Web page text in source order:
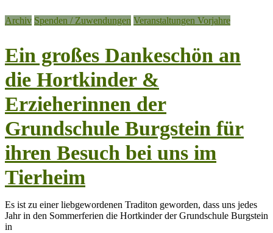
Archiv Spenden / Zuwendungen Veranstaltungen Vorjahre
Ein großes Dankeschön an
die Hortkinder &
Erzieherinnen der
Grundschule Burgstein für
ihren Besuch bei uns im
Tierheim
Es ist zu einer liebgewordenen Traditon geworden, dass uns jedes
Jahr in den Sommerferien die Hortkinder der Grundschule Burgstein
in